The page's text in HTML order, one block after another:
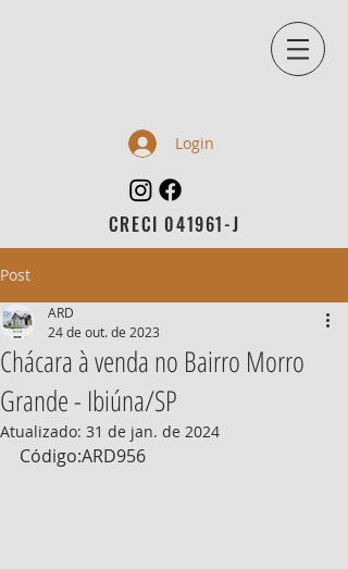
Login
CRECI 041961-J
Post
Chácara à venda no Bairro Morro
Grande - Ibiúna/SP
ARD
24 de out. de 2023
Atualizado: 31 de jan. de 2024
Código:ARD956